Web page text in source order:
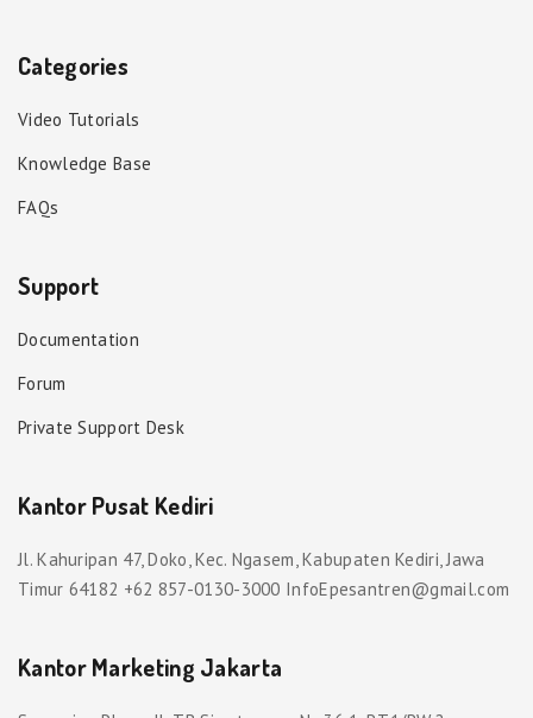
Categories
Video Tutorials
Knowledge Base
FAQs
Support
Documentation
Forum
Private Support Desk
Kantor Pusat Kediri
Jl. Kahuripan 47, Doko, Kec. Ngasem, Kabupaten Kediri, Jawa
Timur 64182 +62 857-0130-3000 InfoEpesantren@gmail.com
Kantor Marketing Jakarta